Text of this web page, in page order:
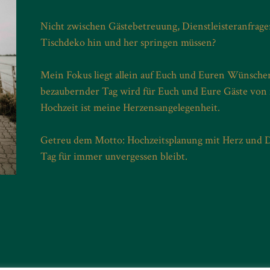
Nicht zwischen Gästebetreuung,
Tischdeko hin und her springen müssen?
Mein Fokus liegt allein auf Euch und Euren
bezaubernder Tag wird für Euch und Eure Gäste
Hochzeit ist meine Herzensangelegenheit.
Getreu dem Motto: Hochzeitsplanung mit Herz und
Tag für immer unvergessen bleibt.